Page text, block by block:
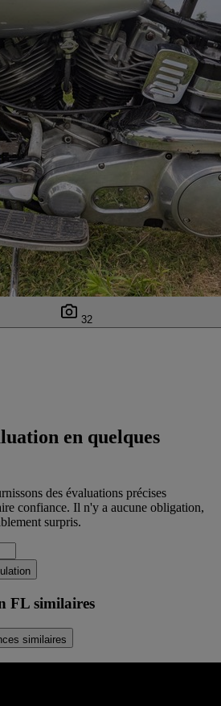
32
en quelques
des évaluations précises
confiance. Il n'y a aucune obligation,
surpris.
FL similaires
similaires